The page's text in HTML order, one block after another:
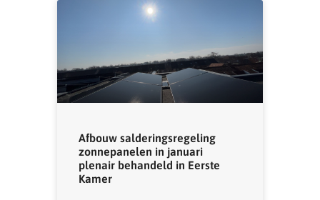
Afbouw salderingsregeling
zonnepanelen in januari
plenair behandeld in Eerste
Kamer